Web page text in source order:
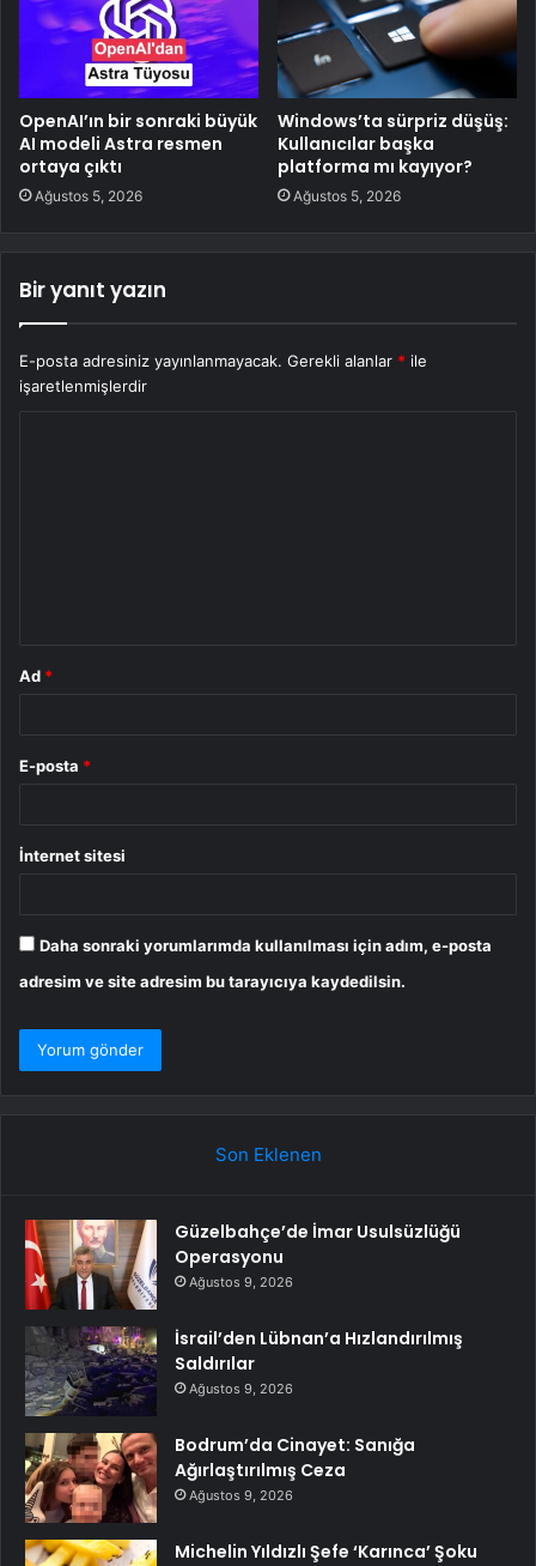
OpenAI’ın bir sonraki büyük
AI modeli Astra resmen
ortaya çıktı
Ağustos 5, 2026
Windows’ta sürpriz düşüş:
Kullanıcılar başka
platforma mı kayıyor?
Ağustos 5, 2026
Bir yanıt yazın
E-posta adresiniz yayınlanmayacak. Gerekli alanlar * ile
işaretlenmişlerdir
Ad *
E-posta *
İnternet sitesi
Daha sonraki yorumlarımda kullanılması için adım, e-posta
adresim ve site adresim bu tarayıcıya kaydedilsin.
Son Eklenen
Güzelbahçe’de İmar Usulsüzlüğü
Operasyonu
Ağustos 9, 2026
İsrail’den Lübnan’a Hızlandırılmış
Saldırılar
Ağustos 9, 2026
Bodrum’da Cinayet: Sanığa
Ağırlaştırılmış Ceza
Ağustos 9, 2026
Michelin Yıldızlı Şefe ‘Karınca’ Şoku